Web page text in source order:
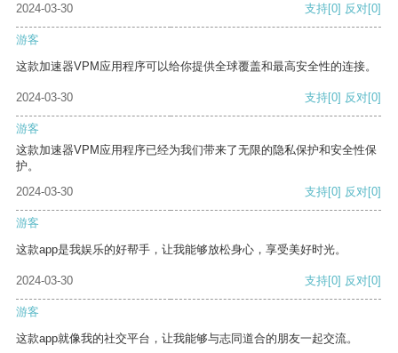
2024-03-30
支持[0] 反对[0]
游客
这款加速器VPM应用程序可以给你提供全球覆盖和最高安全性的连接。
2024-03-30 支持[0] 反对[0]
游客
这款加速器VPM应用程序已经为我们带来了无限的隐私保护和安全性保
护。
2024-03-30
支持[0] 反对[0]
游客
这款app是我娱乐的好帮手，让我能够放松身心，享受美好时光。
2024-03-30 支持[0] 反对[0]
游客
这款app就像我的社交平台，让我能够与志同道合的朋友一起交流。